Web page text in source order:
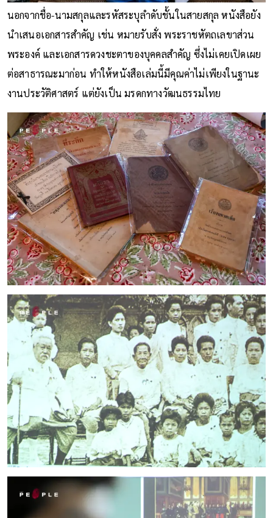
นอกจากชื่อ-นามสกุลและรหัสระบุลำดับชั้นในสายสกุล หนังสือยัง
นำเสนอเอกสารสำคัญ เช่น หมายรับสั่ง พระราชหัตถเลขาส่วน
พระองค์ และเอกสารดวงชะตาของบุคคลสำคัญ ซึ่งไม่เคยเปิดเผย
ต่อสาธารณะมาก่อน ทำให้หนังสือเล่มนี้มีคุณค่าไม่เพียงในฐานะ
งานประวัติศาสตร์ แต่ยังเป็น มรดกทางวัฒนธรรมไทย